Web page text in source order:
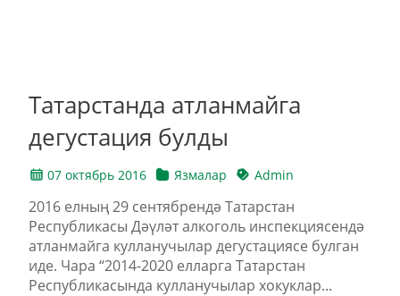
Татарстанда атланмайга
дегустация булды
07 октябрь 2016 Язмалар Admin
2016 елның 29 сентябрендә Татарстан
Республикасы Дәүләт алкоголь инспекциясендә
атланмайга кулланучылар дегустациясе булган
иде. Чара “2014-2020 елларга Татарстан
Республикасында кулланучылар хокуклар...